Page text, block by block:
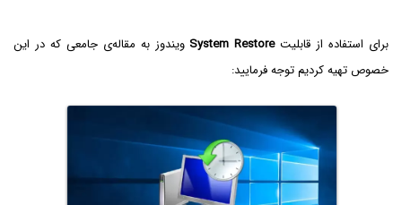
برای استفاده از قابلیتSystem Restore ویندوز به مقاله‌ی جامعی که در این
خصوص تهیه کردیم توجه فرمایید: